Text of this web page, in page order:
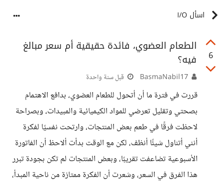
اسأل I/O
6
الطعام العضوي، فائدة حقيقية أم سعر مبالغ
فيه؟
قبل سنة واحدة
قررت في فترة ما أن أتحول للطعام العضوي، بدافع الاهتمام
بصحتي وتقليل تعرضي للمواد الكيميائية والمبيدات، وبصراحة
لاحظت فرقًا في طعم بعض المنتجات، وارتحت نفسيًا لفكرة
أنني أتناول شيئًا أنظف، لكن مع الوقت بدأت ألاحظ أن الفاتورة
الأسبوعية تضاعفت تقريبًا، وبعض المنتجات لم تكن بجودة تبرر
هذا الفرق في السعر، وشعرت أن الفكرة ممتازة من ناحية المبدأ،